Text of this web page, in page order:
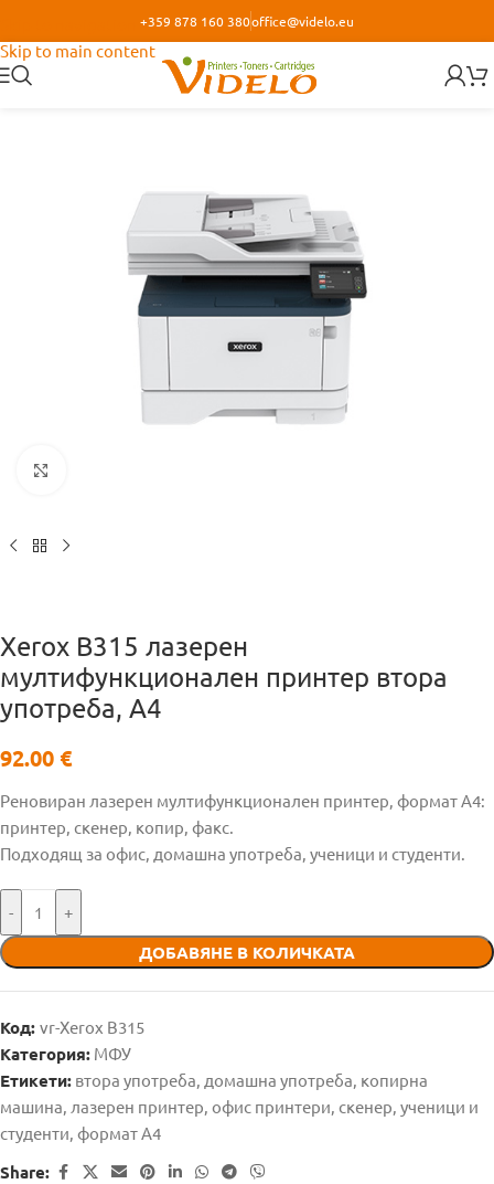
Skip to main content
+359 878 160 380office@videlo.eu
Xerox B315 лазерен
мултифункционален принтер втора
употреба, A4
92.00 €
Реновиран лазерен мултифункционален принтер, формат А4:
принтер, скенер, копир, факс.
Подходящ за офис, домашна употреба, ученици и студенти.
- +
ДОБАВЯНЕ В КОЛИЧКАТА
Код: vr-Xerox B315
Категория: МФУ
Етикети: втора употреба, домашна употреба, копирна
машина, лазерен принтер, офис принтери, скенер, ученици и
студенти, формат А4
Share: